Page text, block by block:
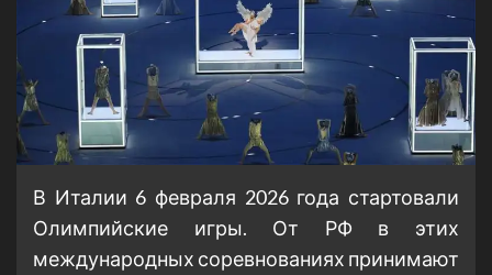
В Италии 6 февраля 2026 года стартовали
Олимпийские игры. От РФ в этих
международных соревнованиях принимают